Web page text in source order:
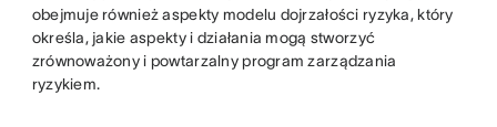
obejmuje również aspekty modelu dojrzałości ryzyka, który
określa, jakie aspekty i działania mogą stworzyć
zrównoważony i powtarzalny program zarządzania
ryzykiem.